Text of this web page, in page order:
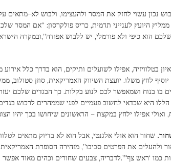
נכון עשוי לחזק את המסר ולהעצימו, ולבוש לא-מתאים
היועץ לענייני תדמית, כריס פולקרסון: “אם המסר
הוא כיפי ולא פורמלי, יש ללבוש אפודה”,ובמקרה
בטלוויזיה, אפילו לשועלים ותיקים, הוא בדרך כלל
לחץ משלו. יועצת השיווק האמריקאית, סוזן סטולוב,
בו בנוח ושמאפשר לכם לנוע בקלות. כך הבגדים שלכם
היא שכדאי לחשוב פעמיים לפני שממהרים לרכוש
ואולי אפילו ילחץ במקצת – הראשונים שיחושו בכך יהיו
שחור הוא אולי אלגנטי, אבל הוא לא בדיוק מתאים
ולהעלים את הפרטים סביבו”, מזהירה הסופרת האמריקאית
כמו ‘ראש צף'”.לדבריה, צבעים שחורים וכהים מאוד